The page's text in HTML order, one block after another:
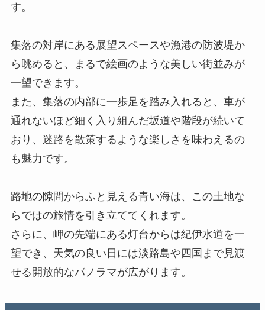
す。
集落の対岸にある展望スペースや漁港の防波堤か
ら眺めると、まるで絵画のような美しい街並みが
一望できます。
また、集落の内部に一歩足を踏み入れると、車が
通れないほど細く入り組んだ坂道や階段が続いて
おり、迷路を散策するような楽しさを味わえるの
も魅力です。
路地の隙間からふと見える青い海は、この土地な
らではの旅情を引き立ててくれます。
さらに、岬の先端にある灯台からは紀伊水道を一
望でき、天気の良い日には淡路島や四国まで見渡
せる開放的なパノラマが広がります。